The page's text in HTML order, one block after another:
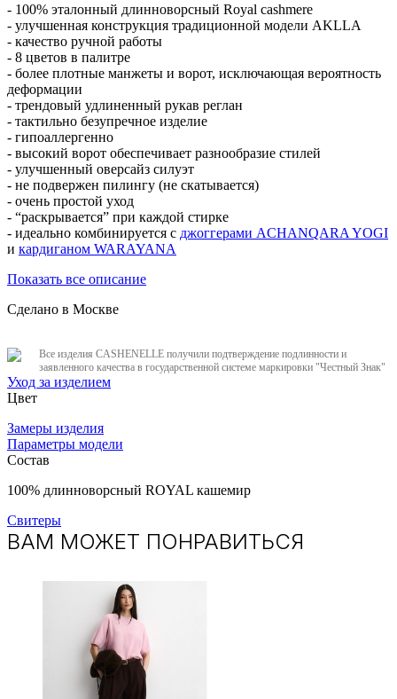
- 100% эталонный длинноворсный Royal cashmere
- улучшенная конструкция традиционной модели AKLLA
- качество ручной работы
- 8 цветов в палитре
- более плотные манжеты и ворот, исключающая вероятность
деформации
- трендовый удлиненный рукав реглан
- тактильно безупречное изделие
- гипоаллергенно
- высокий ворот обеспечивает разнообразие стилей
- улучшенный оверсайз силуэт
- не подвержен пилингу (не скатывается)
- очень простой уход
- “раскрывается” при каждой стирке
- идеально комбинируется с джоггерами ACHANQARA YOGI
и кардиганом WARAYANA
Показать все описание
Сделано в Москве
Все изделия CASHENELLE получили подтверждение подлинности и
заявленного качества в государственной системе маркировки "Честный Знак"
Уход за изделием
Цвет
Замеры изделия
Параметры модели
Состав
100% длинноворсный ROYAL кашемир
Свитеры
ВАМ МОЖЕТ ПОНРАВИТЬСЯ